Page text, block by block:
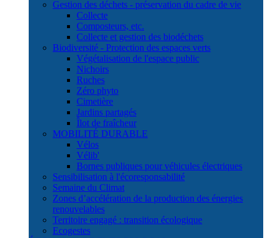
Gestion des déchets - préservation du cadre de vie
Collecte
Composteurs, etc.
Collecte et gestion des biodéchets
Biodiversité - Protection des espaces verts
Végétalisation de l'espace public
Nichoirs
Ruches
Zéro phyto
Cimetière
Jardins partagés
Îlot de fraîcheur
MOBILITÉ DURABLE
Vélos
Vélib'
Bornes publiques pour véhicules électriques
Sensibilisation à l'écoresponsabilité
Semaine du Climat
Zones d’accélération de la production des énergies
renouvelables
Territoire engagé : transition écologique
Ecogestes